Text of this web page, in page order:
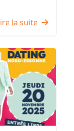
la suite